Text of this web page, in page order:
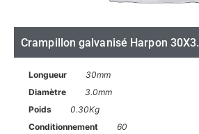
Crampillon galvanisé Harpon
Longueur
30mm
Diamètre
3.0mm
Poids
0.30Kg
Conditionnement
60